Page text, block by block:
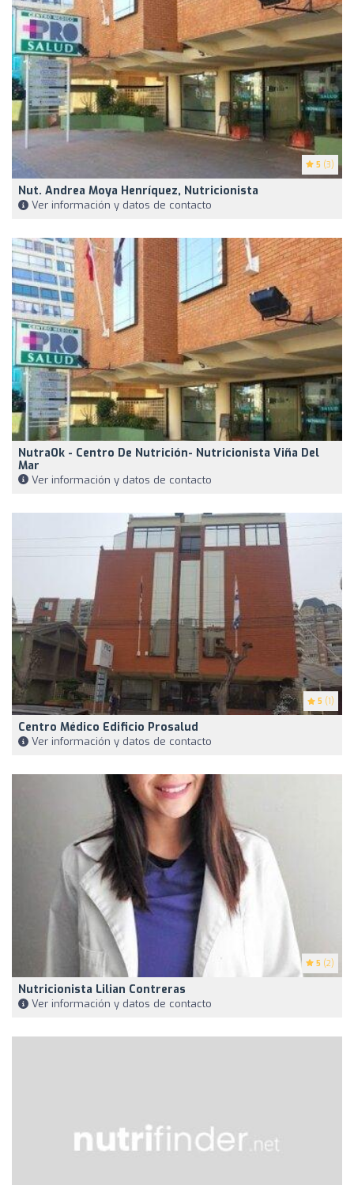
5 (3)
Nut. Andrea Moya Henríquez, Nutricionista
Ver información y datos de contacto
NutraOk - Centro De Nutrición- Nutricionista Viña Del
Mar
Ver información y datos de contacto
5 (1)
Centro Médico Edificio Prosalud
Ver información y datos de contacto
5 (2)
Nutricionista Lilian Contreras
Ver información y datos de contacto